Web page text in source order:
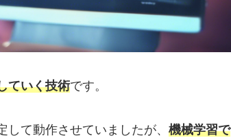
ていく技術です。
て動作させていましたが、 機械学習で